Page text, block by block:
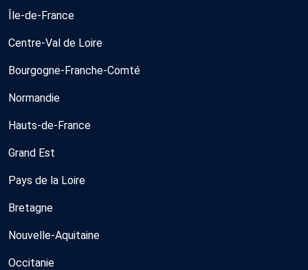
Île-de-France
Centre-Val de Loire
Bourgogne-Franche-Comté
Normandie
Hauts-de-France
Grand Est
Pays de la Loire
Bretagne
Nouvelle-Aquitaine
Occitanie